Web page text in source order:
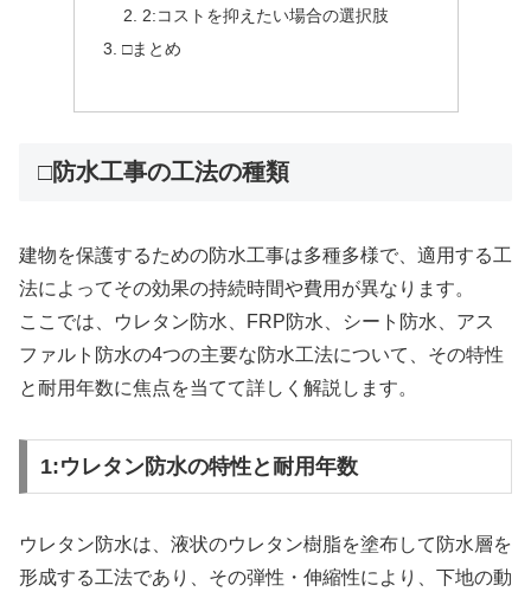
2:コストを抑えたい場合の選択肢
□まとめ
□防水工事の工法の種類
建物を保護するための防水工事は多種多様で、適用する工
法によってその効果の持続時間や費用が異なります。
ここでは、ウレタン防水、FRP防水、シート防水、アス
ファルト防水の4つの主要な防水工法について、その特性
と耐用年数に焦点を当てて詳しく解説します。
1:ウレタン防水の特性と耐用年数
ウレタン防水は、液状のウレタン樹脂を塗布して防水層を
形成する工法であり、その弾性・伸縮性により、下地の動